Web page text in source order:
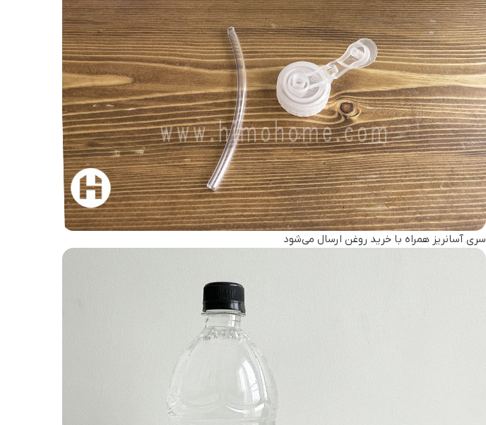
سری آسانریز همراه با خرید روغن ارسال می‌شود